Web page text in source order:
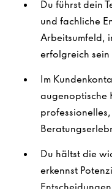
Du führst dein
und fachliche
Arbeitsumfeld,
erfolgreich sein
Im
augenoptische
Du hältst die
erkennst